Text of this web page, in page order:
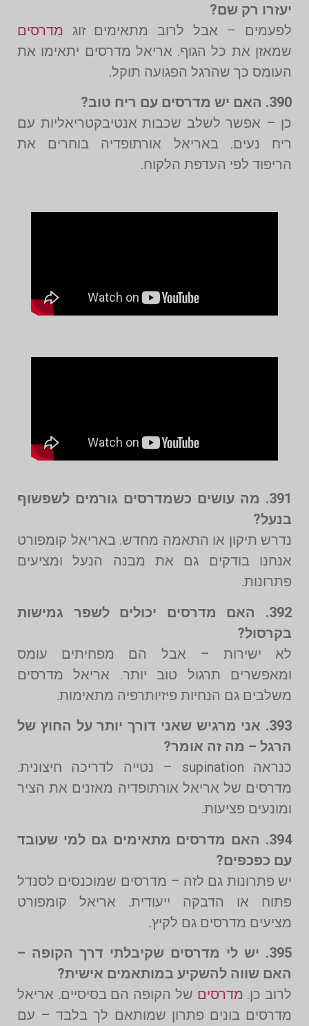
יעזרו רק שם?
לפעמים – אבל לרוב מתאימים זוג מדרסים
שמאזן את כל הגוף. אריאל מדרסים יתאימו את
העומס כך שהרגל הפגועה תוקל.
390. האם יש מדרסים עם ריח טוב?
כן – אפשר לשלב שכבות אנטיבקטריאליות עם
ריח נעים. באריאל אורתופדיה בוחרים את
הריפוד לפי העדפת הלקוח.
391. מה עושים כשמדרסים גורמים לשפשוף
בנעל?
נדרש תיקון או התאמה מחדש. באריאל קומפורט
אנחנו בודקים גם את מבנה הנעל ומציעים
פתרונות.
392. האם מדרסים יכולים לשפר גמישות
בקרסול?
לא ישירות – אבל הם מפחיתים עומס
ומאפשרים תרגול טוב יותר. אריאל מדרסים
משלבים גם הנחיות פיזיותרפיה מתאימות.
393. אני מרגיש שאני דורך יותר על החוץ של
הרגל – מה זה אומר?
כנראה supination – נטייה לדריכה חיצונית.
מדרסים של אריאל אורתופדיה מאזנים את הציר
ומונעים פציעות.
394. האם מדרסים מתאימים גם למי שעובד
עם כפכפים?
יש פתרונות גם לזה – מדרסים שמוכנסים לסנדל
פתוח או הדבקה ייעודית. אריאל קומפורט
מציעים מדרסים גם לקיץ.
395. יש לי מדרסים שקיבלתי דרך הקופה –
האם שווה להשקיע במותאמים אישית?
לרוב כן. מדרסים של הקופה הם בסיסיים. אריאל
מדרסים בונים פתרון שמותאם לך בלבד – עם